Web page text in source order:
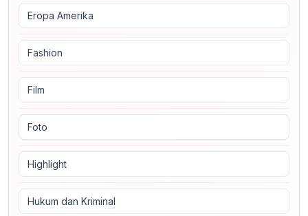
Eropa Amerika
Fashion
Film
Foto
Highlight
Hukum dan Kriminal